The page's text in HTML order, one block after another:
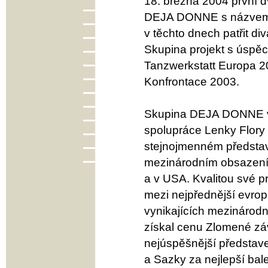
DEJA DONNE s
v těchto dnech patřit
Skupina projekt s
Tanzwerkstatt Europa
Konfrontace 2003.
Skupina DEJA
spolupráce Lenky
stejnojmenném
mezinárodním
a v USA. Kvalitou své
mezi nejpřednější
vynikajících
získal cenu Zlomené
nejúspěšnější
a Sazky za nejlepší